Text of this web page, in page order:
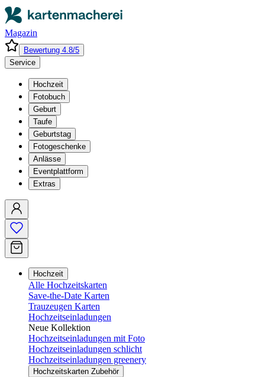
Magazin
Bewertung 4.8/5
Service
Hochzeit
Fotobuch
Geburt
Taufe
Geburtstag
Fotogeschenke
Anlässe
Eventplattform
Extras
Hochzeit
Alle Hochzeitskarten
Save-the-Date Karten
Trauzeugen Karten
Hochzeitseinladungen
Neue Kollektion
Hochzeitseinladungen mit Foto
Hochzeitseinladungen schlicht
Hochzeitseinladungen greenery
Hochzeitskarten Zubehör